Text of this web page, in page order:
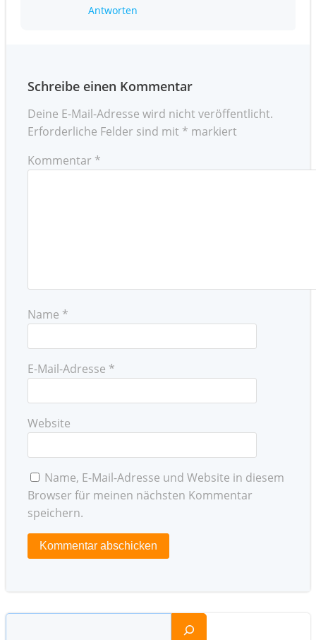
Antworten
Schreibe einen Kommentar
Deine E-Mail-Adresse wird nicht veröffentlicht.
Erforderliche Felder sind mit * markiert
Kommentar *
Name *
E-Mail-Adresse *
Website
Name, E-Mail-Adresse und Website in diesem
Browser für meinen nächsten Kommentar
speichern.
Suchen